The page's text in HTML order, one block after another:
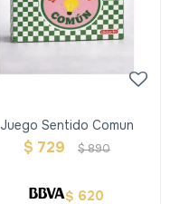
Juego Sentido Comun
$ 729 $890
$ 620